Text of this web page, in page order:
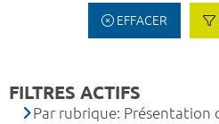
EFFACER
FILTRES ACTIFS
Par rubrique: Présentation